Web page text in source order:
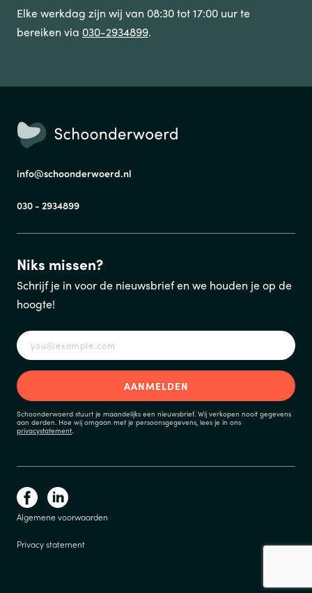
Elke werkdag zijn wij van 08:30 tot 17:00 uur te
bereiken via 030-2934899.
info@schoonderwoerd.nl
030 - 2934899
Niks missen?
Schrijf je in voor de nieuwsbrief en we houden je op de
hoogte!
Schoonderwoerd stuurt je maandelijks een nieuwsbrief. Wij verkopen nooit gegevens
aan derden. Hoe wij omgaan met je persoonsgegevens, lees je in ons
privacystatement
Algemene voorwaarden
Privacy statement